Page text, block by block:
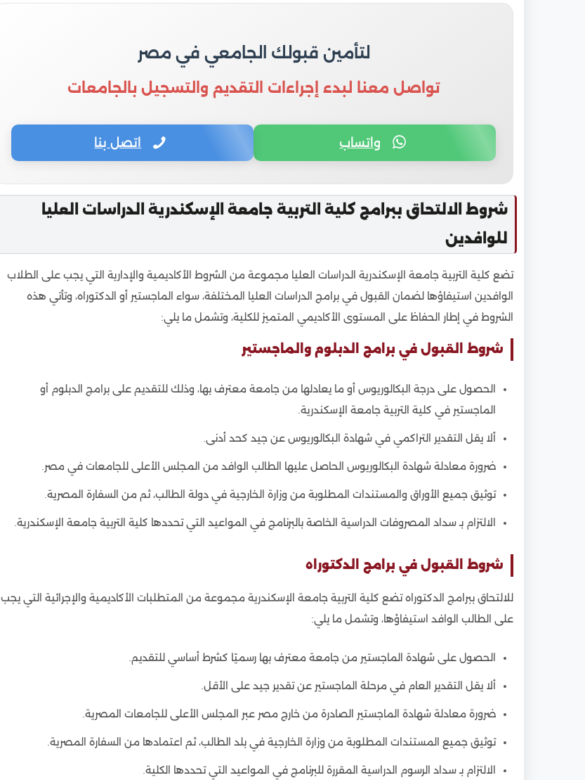
خطوات التقديم على برامج كلية التربية جامعة الإسكندرية الدراسات العليا للوافدين
لتأمين قبولك الجامعي في مصر
تواصل معنا لبدء إجراءات التقديم والتسجيل بالجامعات
واتساب اتصل بنا
شروط الالتحاق ببرامج كلية التربية جامعة الإسكندرية الدراسات العليا
للوافدين
تضع كلية التربية جامعة الإسكندرية الدراسات العليا مجموعة من الشروط الأكاديمية والإدارية التي يجب على الطلاب
الوافدين استيفاؤها لضمان القبول في برامج الدراسات العليا المختلفة، سواء الماجستير أو الدكتوراه، وتأتي هذه
الشروط في إطار الحفاظ على المستوى الأكاديمي المتميز للكلية، وتشمل ما يلي:
شروط القبول في برامج الدبلوم والماجستير
الحصول على درجة البكالوريوس أو ما يعادلها من جامعة معترف بها، وذلك للتقديم على برامج الدبلوم أو
الماجستير في كلية التربية جامعة الإسكندرية.
ألا يقل التقدير التراكمي في شهادة البكالوريوس عن جيد كحد أدنى.
ضرورة معادلة شهادة البكالوريوس الحاصل عليها الطالب الوافد من المجلس الأعلى للجامعات في مصر.
توثيق جميع الأوراق والمستندات المطلوبة من وزارة الخارجية في دولة الطالب، ثم من السفارة المصرية.
الالتزام بـ سداد المصروفات الدراسية الخاصة بالبرنامج في المواعيد التي تحددها كلية التربية جامعة الإسكندرية.
شروط القبول في برامج الدكتوراه
للالتحاق ببرامج الدكتوراه تضع كلية التربية جامعة الإسكندرية مجموعة من المتطلبات الأكاديمية والإجرائية التي يجب
على الطالب الوافد استيفاؤها، وتشمل ما يلي:
الحصول على شهادة الماجستير من جامعة معترف بها رسميًا كشرط أساسي للتقديم.
ألا يقل التقدير العام في مرحلة الماجستير عن تقدير جيد على الأقل.
ضرورة معادلة شهادة الماجستير الصادرة من خارج مصر عبر المجلس الأعلى للجامعات المصرية.
توثيق جميع المستندات المطلوبة من وزارة الخارجية في بلد الطالب، ثم اعتمادها من السفارة المصرية.
الالتزام بـ سداد الرسوم الدراسية المقررة للبرنامج في المواعيد التي تحددها الكلية.